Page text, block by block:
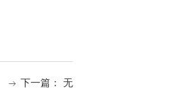
ꁹ 下一篇： 无